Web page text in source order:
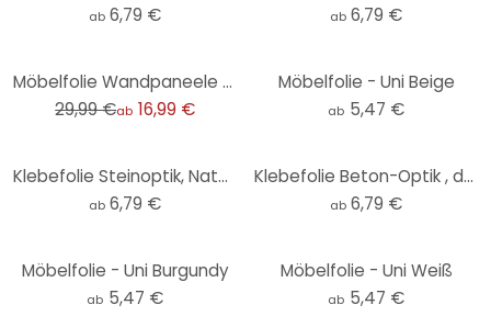
ab 6,79 € ab 6,79 €
Möbelfolie Wandpaneele Holzoptik - erweiterbar
29,99 €ab 16,99 €
Möbelfolie - Uni Beige
ab 5,47 €
Klebefolie Steinoptik, Natur Schiefer - Möbelfolie, Küchenrückwand, Badfolie, Fliesenaufkleber
ab 6,79 €
Klebefolie Beton-Optik , dunkelgrau - Möbelfolie, Küchenrückwand, Badfolie, Fliesenaufkleber
ab 6,79 €
Möbelfolie - Uni Burgundy
ab 5,47 €
Möbelfolie - Uni Weiß
ab 5,47 €